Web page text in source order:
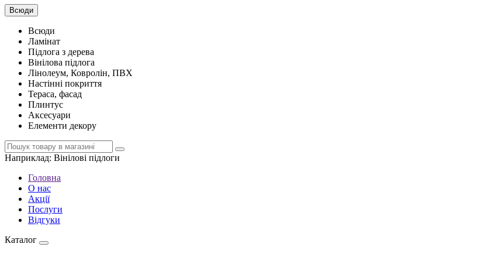
Всюди
Всюди
Ламінат
Підлога з дерева
Вінілова підлога
Лінолеум, Ковролін, ПВХ
Настінні покриття
Тераса, фасад
Плинтус
Аксесуари
Елементи декору
Наприклад: Вінілові підлоги
Головна
О нас
Акції
Послуги
Відгуки
Каталог